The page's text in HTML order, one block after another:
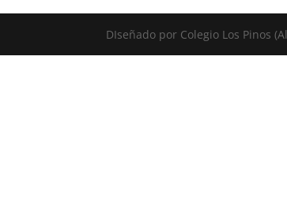
DIseñado por Colegio Los Pinos